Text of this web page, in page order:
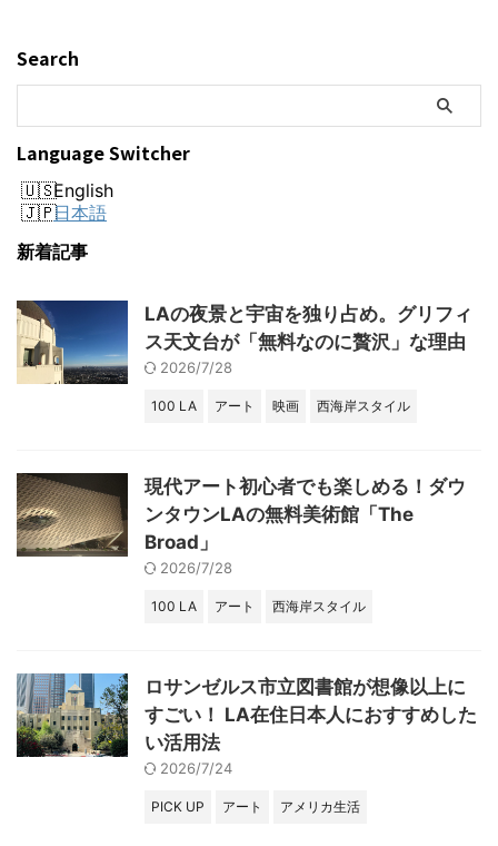
Search
Language Switcher
English
日本語
新着記事
LAの夜景と宇宙を独り占め。グリフィ
ス天文台が「無料なのに贅沢」な理由
2026/7/28
100 LA アート 映画 西海岸スタイル
現代アート初心者でも楽しめる！ダウ
ンタウンLAの無料美術館「The
Broad」
2026/7/28
100 LA アート 西海岸スタイル
ロサンゼルス市立図書館が想像以上に
すごい！ LA在住日本人におすすめした
い活用法
2026/7/24
PICK UP アート アメリカ生活